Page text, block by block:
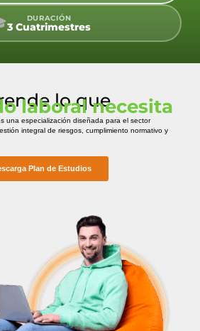
DURACIÓN
3 Cuatrimestres
lo que
laboral necesita
una especialización diseñada para el sector
integral de riesgos, cumplimiento normativo y
Plan de Estudios